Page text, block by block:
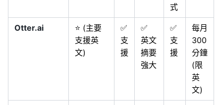
式
Otter.ai
⭐ (主要
支援英
文)
✅
支
援
✅
英文
摘要
強大
✅
支
援
每月
300
分鐘
(限
英
文)